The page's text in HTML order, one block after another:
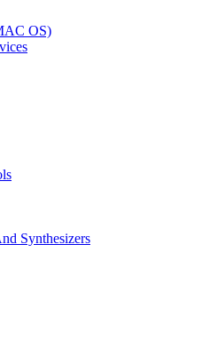
OS)
Synthesizers